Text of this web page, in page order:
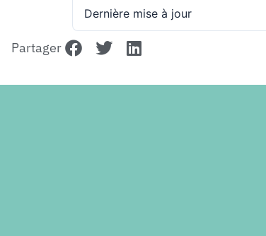
Dernière mise à jour
Partager